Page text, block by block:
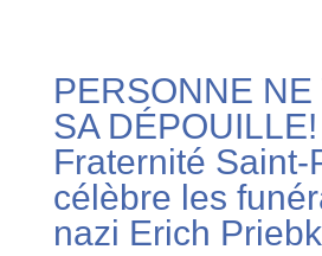
PERSONNE
SA
Fraternité Saint-
célèbre les
nazi Erich